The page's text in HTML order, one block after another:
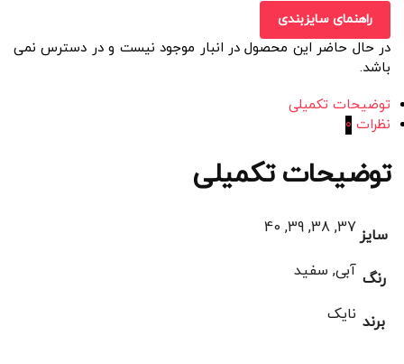
راهنمای سایزبندی
در حال حاضر این محصول در انبار موجود نیست و در دسترس نمی
باشد.
توضیحات تکمیلی
نظرات 0
توضیحات تکمیلی
سایز 37, 38, 39, 40
رنگ آبی, سفید
برند نایک